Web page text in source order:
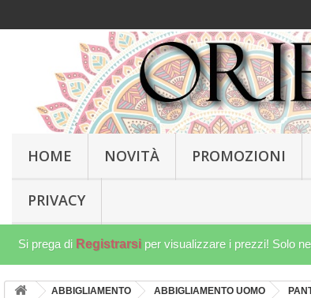
HOME NOVITÀ PROMOZIONI
PRIVACY
Si prega di Registrarsi per visualizzare i prezzi! Solo
ABBIGLIAMENTO ABBIGLIAMENTO UOMO